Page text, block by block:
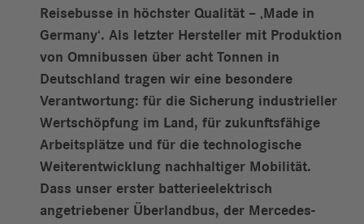
Reisebusse in höchster Qualität – ‚Made in
Germany‘. Als letzter Hersteller mit Produktion
von Omnibussen über acht Tonnen in
Deutschland tragen wir eine besondere
Verantwortung: für die Sicherung industrieller
Wertschöpfung im Land, für zukunftsfähige
Arbeitsplätze und für die technologische
Weiterentwicklung nachhaltiger Mobilität.
Dass unser erster batterieelektrisch
angetriebener Überlandbus, der Mercedes-